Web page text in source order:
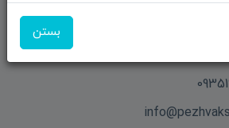
بستنبازرگانی و فروش محصولات MSI ماتریکس - جناب آقای